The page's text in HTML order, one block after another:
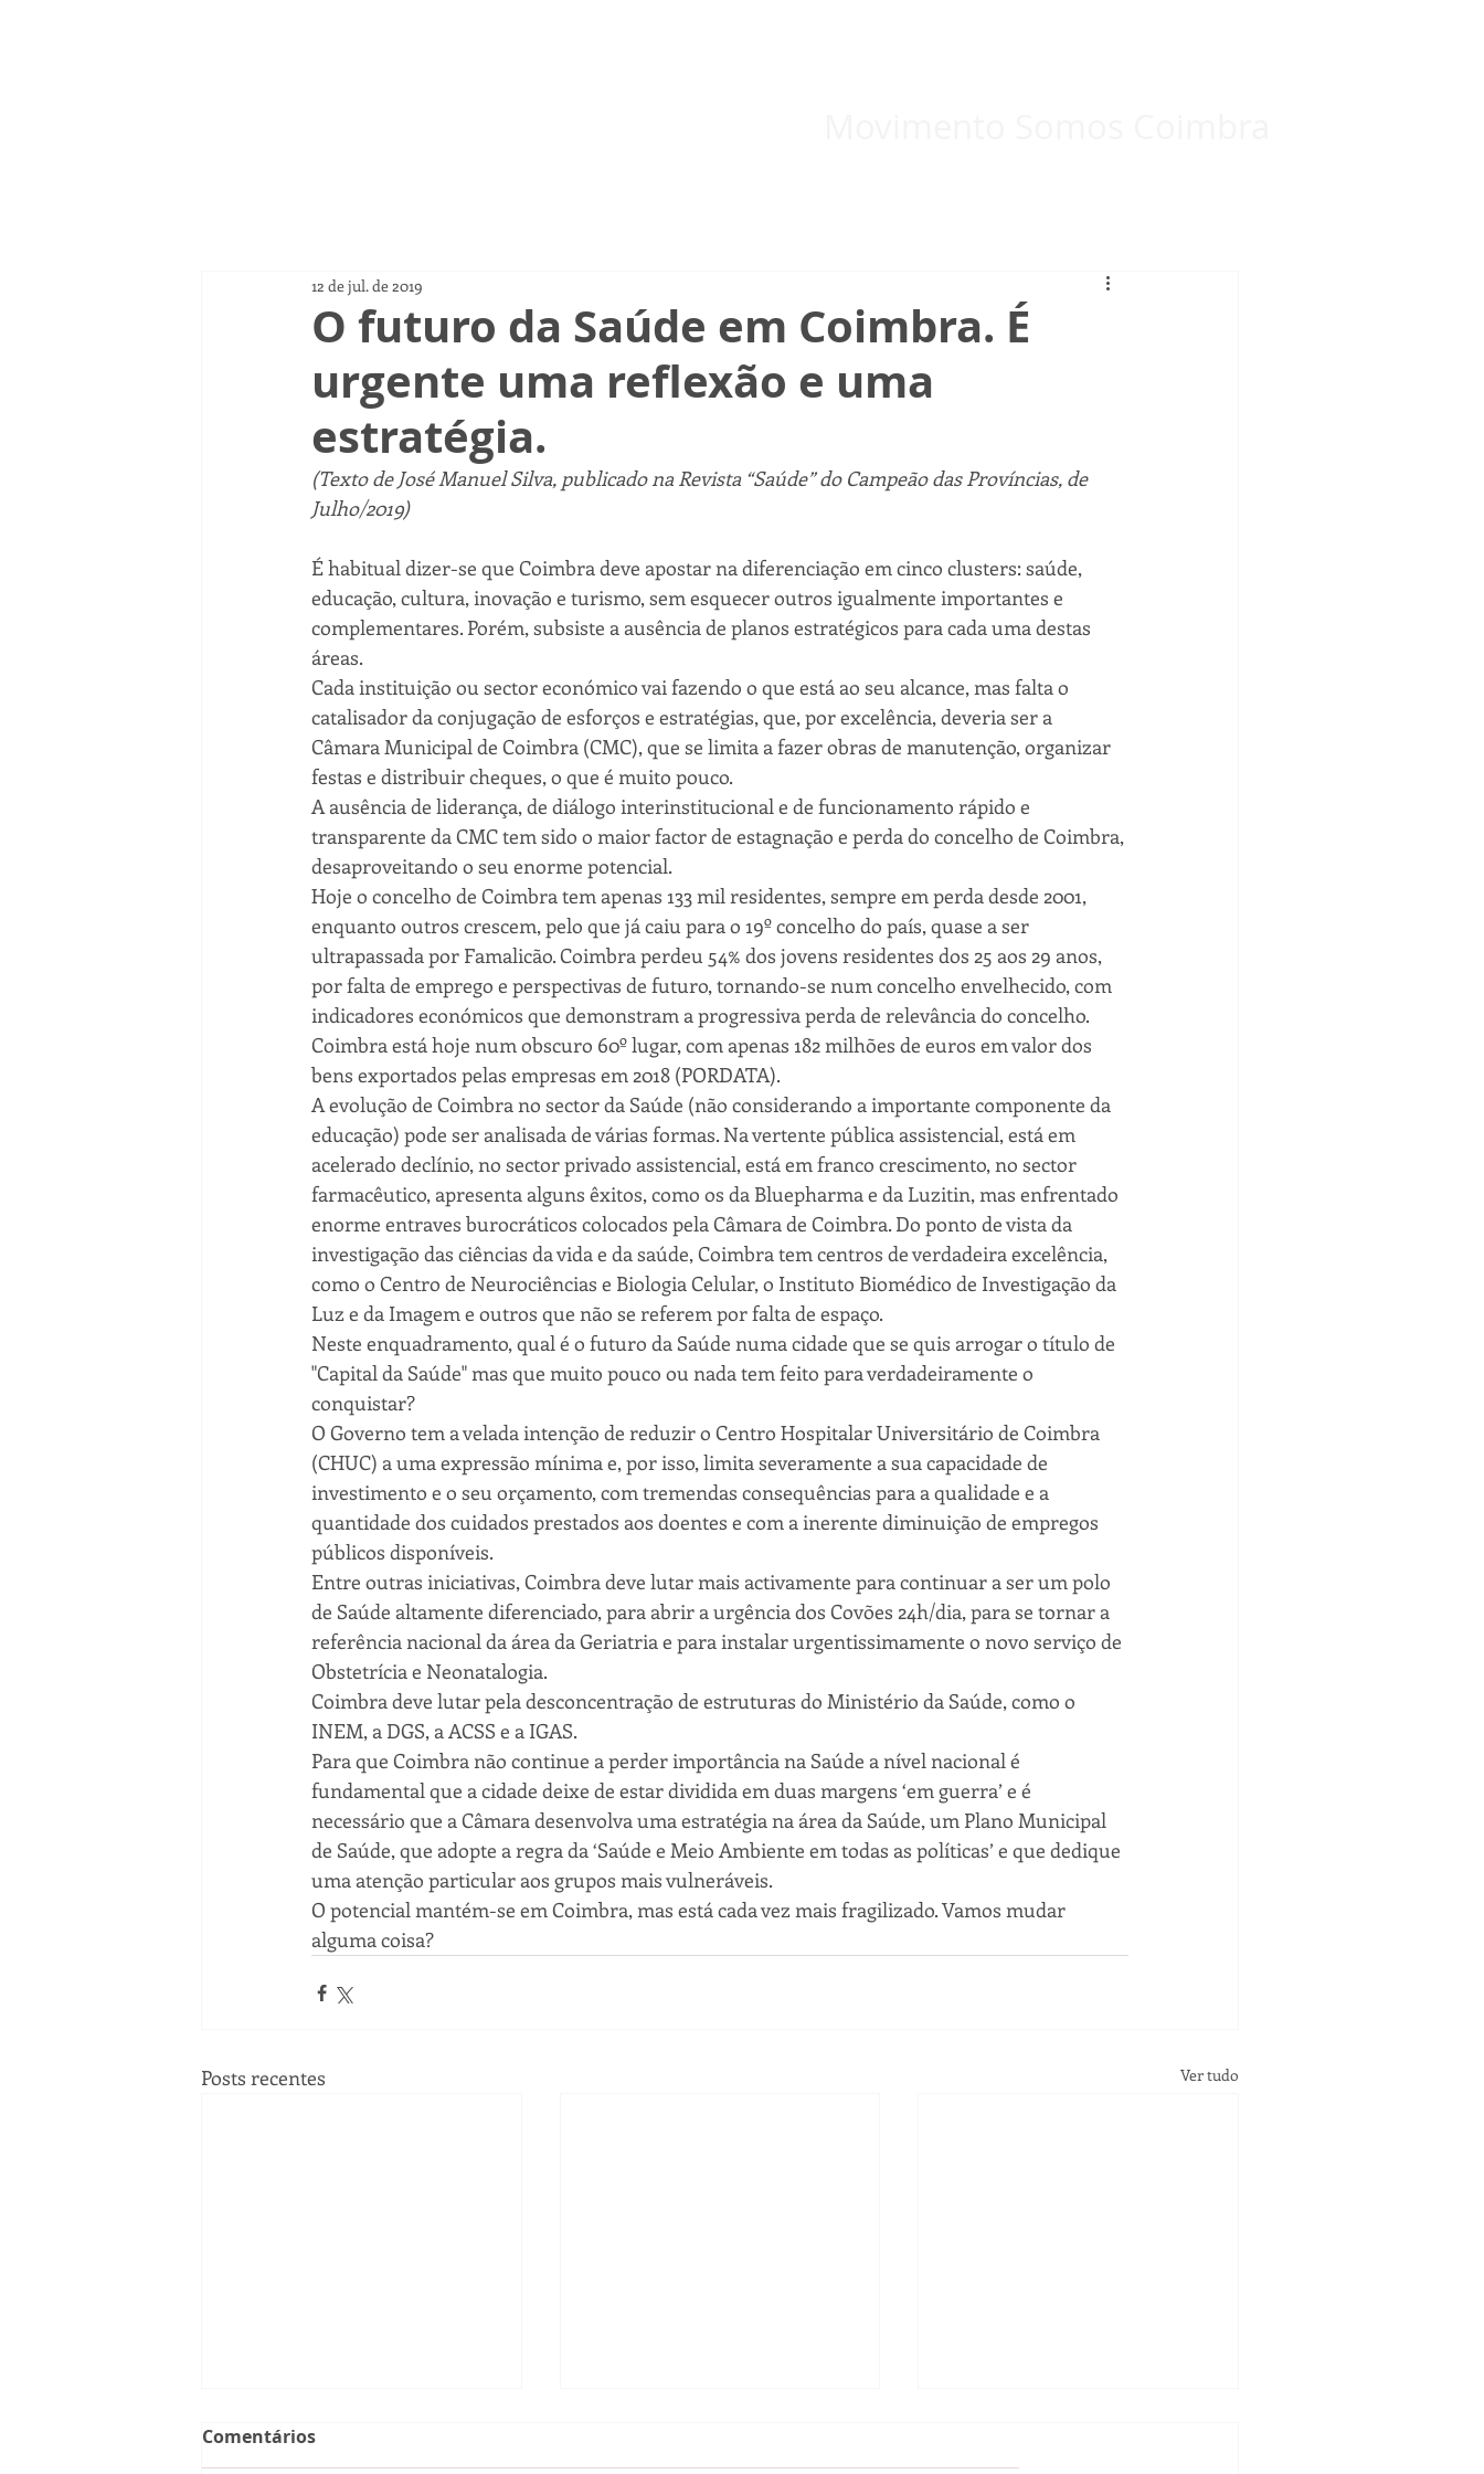
O futuro da Saúde em Coimbra. É
urgente uma reflexão e uma
estratégia.
12 de jul. de 2019
(Texto de José Manuel Silva, publicado na Revista “Saúde” do Campeão das Províncias, de
Julho/2019)
É habitual dizer-se que Coimbra deve apostar na diferenciação em cinco clusters: saúde,
educação, cultura, inovação e turismo, sem esquecer outros igualmente importantes e
complementares. Porém, subsiste a ausência de planos estratégicos para cada uma destas
áreas.
Cada instituição ou sector económico vai fazendo o que está ao seu alcance, mas falta o
catalisador da conjugação de esforços e estratégias, que, por excelência, deveria ser a
Câmara Municipal de Coimbra (CMC), que se limita a fazer obras de manutenção, organizar
festas e distribuir cheques, o que é muito pouco.
A ausência de liderança, de diálogo interinstitucional e de funcionamento rápido e
transparente da CMC tem sido o maior factor de estagnação e perda do concelho de Coimbra,
desaproveitando o seu enorme potencial.
Hoje o concelho de Coimbra tem apenas 133 mil residentes, sempre em perda desde 2001,
enquanto outros crescem, pelo que já caiu para o 19º concelho do país, quase a ser
ultrapassada por Famalicão. Coimbra perdeu 54% dos jovens residentes dos 25 aos 29 anos,
por falta de emprego e perspectivas de futuro, tornando-se num concelho envelhecido, com
indicadores económicos que demonstram a progressiva perda de relevância do concelho.
Coimbra está hoje num obscuro 60º lugar, com apenas 182 milhões de euros em valor dos
bens exportados pelas empresas em 2018 (PORDATA).
A evolução de Coimbra no sector da Saúde (não considerando a importante componente da
educação) pode ser analisada de várias formas. Na vertente pública assistencial, está em
acelerado declínio, no sector privado assistencial, está em franco crescimento, no sector
farmacêutico, apresenta alguns êxitos, como os da Bluepharma e da Luzitin, mas enfrentado
enorme entraves burocráticos colocados pela Câmara de Coimbra. Do ponto de vista da
investigação das ciências da vida e da saúde, Coimbra tem centros de verdadeira excelência,
como o Centro de Neurociências e Biologia Celular, o Instituto Biomédico de Investigação da
Luz e da Imagem e outros que não se referem por falta de espaço.
Neste enquadramento, qual é o futuro da Saúde numa cidade que se quis arrogar o título de
"Capital da Saúde" mas que muito pouco ou nada tem feito para verdadeiramente o
conquistar?
O Governo tem a velada intenção de reduzir o Centro Hospitalar Universitário de Coimbra
(CHUC) a uma expressão mínima e, por isso, limita severamente a sua capacidade de
investimento e o seu orçamento, com tremendas consequências para a qualidade e a
quantidade dos cuidados prestados aos doentes e com a inerente diminuição de empregos
públicos disponíveis.
Entre outras iniciativas, Coimbra deve lutar mais activamente para continuar a ser um polo
de Saúde altamente diferenciado, para abrir a urgência dos Covões 24h/dia, para se tornar a
referência nacional da área da Geriatria e para instalar urgentissimamente o novo serviço de
Obstetrícia e Neonatalogia.
Coimbra deve lutar pela desconcentração de estruturas do Ministério da Saúde, como o
INEM, a DGS, a ACSS e a IGAS.
Para que Coimbra não continue a perder importância na Saúde a nível nacional é
fundamental que a cidade deixe de estar dividida em duas margens ‘em guerra’ e é
necessário que a Câmara desenvolva uma estratégia na área da Saúde, um Plano Municipal
de Saúde, que adopte a regra da ‘Saúde e Meio Ambiente em todas as políticas’ e que dedique
uma atenção particular aos grupos mais vulneráveis.
O potencial mantém-se em Coimbra, mas está cada vez mais fragilizado. Vamos mudar
alguma coisa?
Posts recentes Ver tudo
Comentários